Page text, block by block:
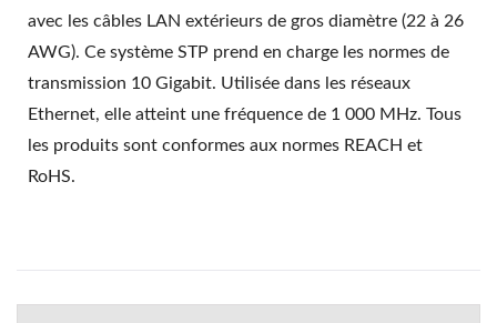
avec les câbles LAN extérieurs de gros diamètre (22 à 26
AWG). Ce système STP prend en charge les normes de
transmission 10 Gigabit. Utilisée dans les réseaux
Ethernet, elle atteint une fréquence de 1 000 MHz. Tous
les produits sont conformes aux normes REACH et
RoHS.